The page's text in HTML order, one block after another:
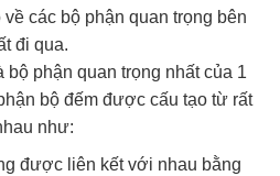
các bộ phận quan trọng bên
đi qua.
bộ phận quan trọng nhất của 1
bộ đếm được cấu tạo từ rất
như:
được liên kết với nhau bằng